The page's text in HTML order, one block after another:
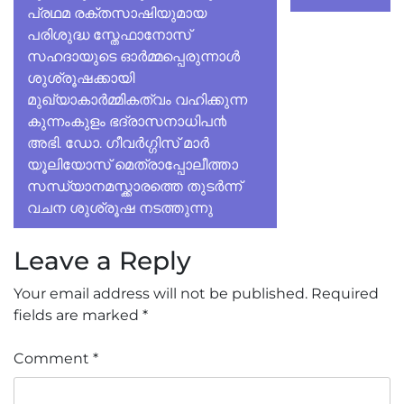
പ്രഥമ രക്തസാഷിയുമായ
പരിശുദ്ധ സ്തേഫാനോസ്
സഹദായുടെ ഓർമ്മപ്പെരുന്നാൾ
ശുശ്രൂഷക്കായി
മുഖ്യാകാർമ്മികത്വം വഹിക്കുന്ന
കുന്നംകുളം ഭദ്രാസനാധിപ൯
അഭി. ഡോ. ഗീവർഗ്ഗിസ് മാർ
യൂലിയോസ് മെത്രാപ്പോലീത്താ
സന്ധ്യാനമസ്ക്കാരത്തെ തുടർന്ന്
വചന ശുശ്രൂഷ നടത്തുന്നു
Leave a Reply
Your email address will not be published. Required
fields are marked *
Comment *